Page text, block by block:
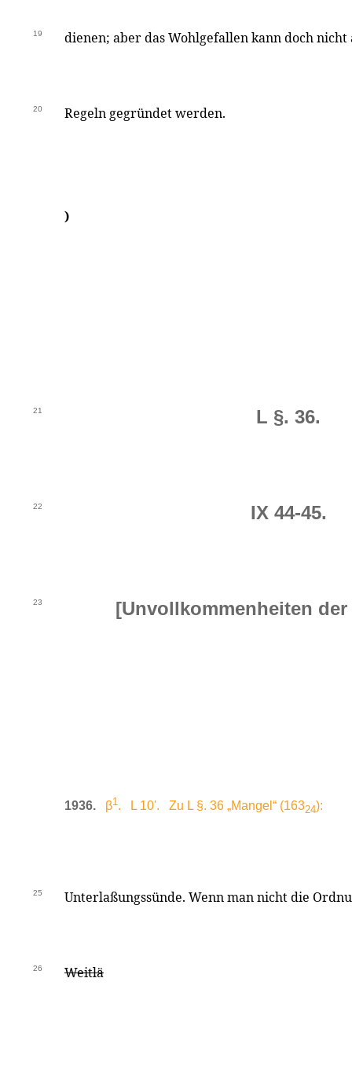
19 dienen; aber das Wohlgefallen kann doch
20 Regeln gegründet werden.
)
21 L §. 36.
22 IX 44-45.
23 [Unvollkommenheiten
1936. β1. L 10'. Zu L §. 36 „Mangel“ (16324):
25 Unterlaßungssünde. Wenn man nicht die
26 Weitlä